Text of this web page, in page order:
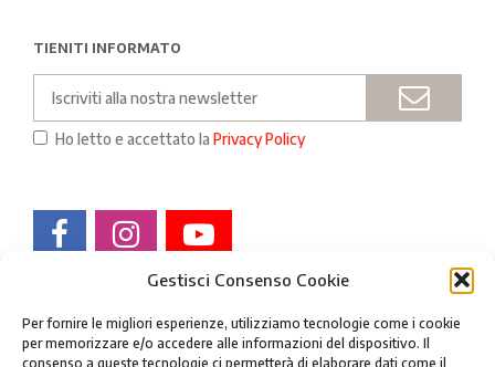
Gestisci Consenso Cookie
Per fornire le migliori esperienze, utilizziamo tecnologie come i cookie
per memorizzare e/o accedere alle informazioni del dispositivo. Il
consenso a queste tecnologie ci permetterà di elaborare dati come il
TIENITI INFORMATO
Ho letto e accettato la Privacy Policy